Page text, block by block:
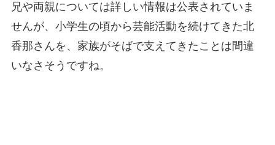
兄や両親については詳しい情報は公表されていま
せんが、小学生の頃から芸能活動を続けてきた北
香那さんを、家族がそばで支えてきたことは間違
いなさそうですね。